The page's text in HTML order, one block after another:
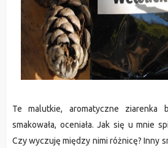
Te malutkie, aromatyczne ziarenka
smakowała, oceniała. Jak się u mnie
Czy wyczuję między nimi różnicę? Inny